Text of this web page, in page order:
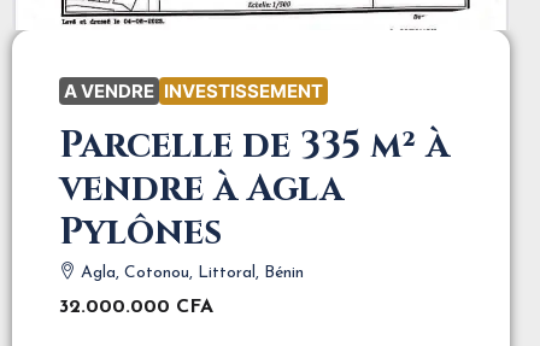
A VENDRE INVESTISSEMENT
Parcelle de 335 m² à
vendre à Agla
Pylônes
Agla, Cotonou, Littoral, Bénin
32.000.000 CFA